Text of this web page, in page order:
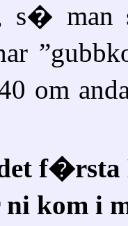
s� man
om
kom i